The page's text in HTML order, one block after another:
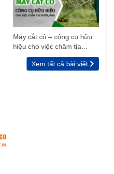
Máy cắt cỏ – công cụ hữu
hiệu cho việc chăm tỉa
vườn, rào
Xem tất cả bài viết